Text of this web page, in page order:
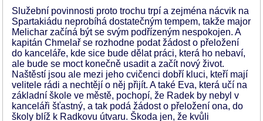
Služební povinnosti proto trochu trpí a zejména nácvik na
Spartakiádu neprobíhá dostatečným tempem, takže major
Melichar začíná být se svým podřízeným nespokojen. A
kapitán Chmelař se rozhodne podat žádost o přeložení
do kanceláře, kde sice bude dělat práci, která ho nebaví,
ale bude se moct konečně usadit a začít nový život.
Naštěstí jsou ale mezi jeho cvičenci dobří kluci, kteří mají
velitele rádi a nechtějí o něj přijít. A také Eva, která učí na
základní škole ve městě, pochopí, že Radek by nebyl v
kanceláři šťastný, a tak podá žádost o přeložení ona, do
školy blíž k Radkovu útvaru. Škoda jen, že kvůli